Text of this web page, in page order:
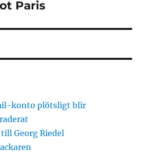
Paris
konto plötsligt blir
Georg Riedel